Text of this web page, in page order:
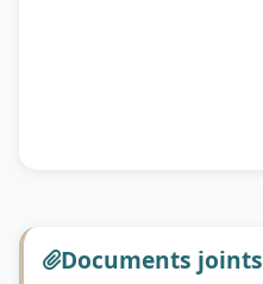
Documents joints